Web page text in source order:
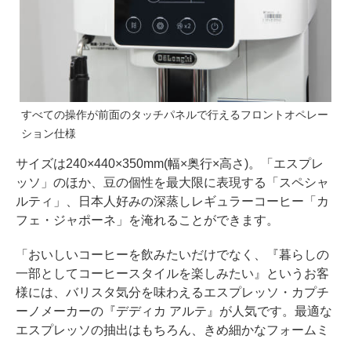
すべての操作が前面のタッチパネルで行えるフロントオペレー
ション仕様
サイズは240×440×350mm(幅×奥行×高さ)。「エスプレ
ッソ」のほか、豆の個性を最大限に表現する「スペシャ
ルティ」、日本人好みの深蒸しレギュラーコーヒー「カ
フェ・ジャポーネ」を淹れることができます。
「おいしいコーヒーを飲みたいだけでなく、『暮らしの
一部としてコーヒースタイルを楽しみたい』というお客
様には、バリスタ気分を味わえるエスプレッソ・カプチ
ーノメーカーの『デディカ アルテ』が人気です。最適な
エスプレッソの抽出はもちろん、きめ細かなフォームミ